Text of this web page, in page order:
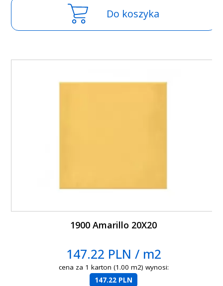
Do koszyka
1900 Amarillo 20X20
147.22 PLN / m2
cena za 1 karton (1.00 m2) wynosi:
147.22 PLN